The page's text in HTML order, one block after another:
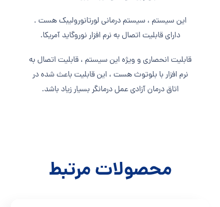
این سیستم ، سیستم درمانی لورتانورولیبک هست .
دارای قابلیت اتصال به نرم افزار نوروگاید آمریکا.
قابلیت انحصاری و ویژه این سیستم ، قابلیت اتصال به
نرم افزار با بلوتوث هست ، این قابلیت باعث شده در
اتاق درمان آزادی عمل درمانگر بسیار زیاد باشد.
محصولات مرتبط